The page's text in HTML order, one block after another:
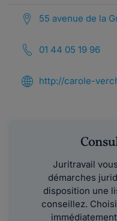
55 avenue de la
01 44 05 19 96
http://carole-
Juritravail
démarches
disposition une
conseillez.